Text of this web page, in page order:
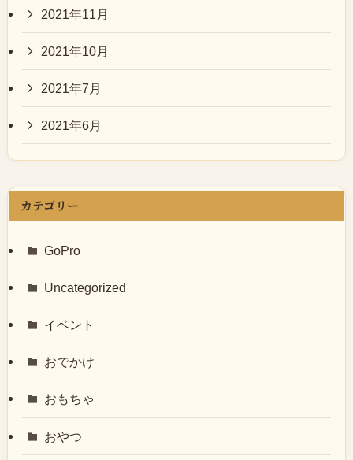
2021年11月
2021年10月
2021年7月
2021年6月
カテゴリー
GoPro
Uncategorized
イベント
おでかけ
おもちゃ
おやつ